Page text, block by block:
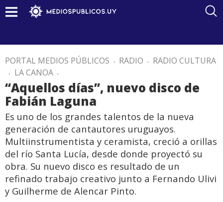
PORTAL MEDIOS PÚBLICOS . RADIO . RADIO CULTURA
. LA CANOA .
“Aquellos días”, nuevo disco de
Fabián Laguna
Es uno de los grandes talentos de la nueva
generación de cantautores uruguayos.
Multiinstrumentista y ceramista, creció a orillas
del río Santa Lucía, desde donde proyectó su
obra. Su nuevo disco es resultado de un
refinado trabajo creativo junto a Fernando Ulivi
y Guilherme de Alencar Pinto.